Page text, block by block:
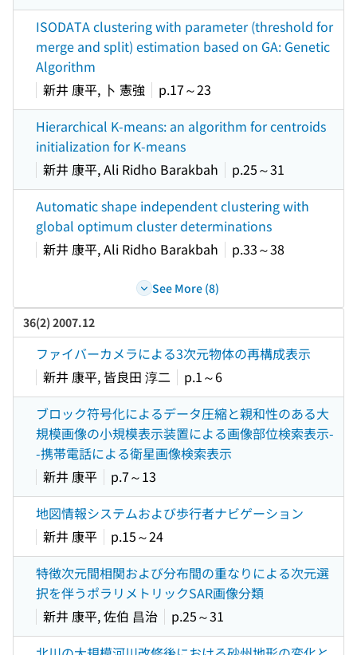
ISODATA clustering with parameter (threshold for
merge and split) estimation based on GA: Genetic
Algorithm
新井 康平, 卜 憲強
p.17～23
Hierarchical K-means: an algorithm for centroids
initialization for K-means
新井 康平, Ali Ridho Barakbah
p.25～31
Automatic shape independent clustering with
global optimum cluster determinations
新井 康平, Ali Ridho Barakbah
p.33～38
See More (8)
36(2) 2007.12
ファイバーカメラによる3次元物体の再構成表示
新井 康平, 皆良田 淳二
p.1～6
ブロック符号化によるデータ圧縮と親和性のある大
規模画像の小規模表示装置による画像部位検索表示-
-携帯電話による衛星画像検索表示
新井 康平
p.7～13
地図情報システムおよび歩行者ナビゲーション
新井 康平
p.15～24
特徴次元間相関および分布間の重なりによる次元選
択を伴うポラリメトリックSAR画像分類
新井 康平, 佐伯 昌治
p.25～31